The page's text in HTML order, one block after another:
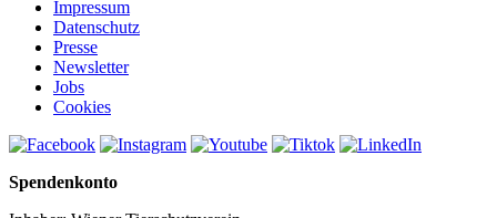
Impressum
Datenschutz
Presse
Newsletter
Jobs
Cookies
Spendenkonto